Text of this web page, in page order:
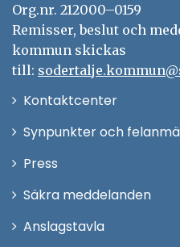
Org.nr. 212000–0159
Remisser, beslut och
kommun skickas
till:
KontaktcenterÖppna
Synpunkter och
Press
fönster
Säkra meddelanden
Anslagstavla